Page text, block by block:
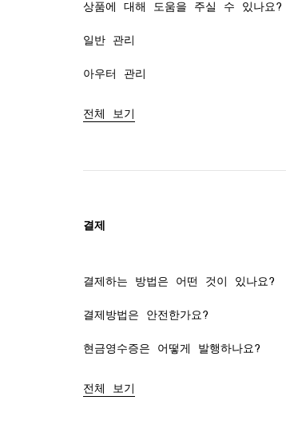
상품에 대해 도움을 주실 수 있나요?
일반 관리
아우터 관리
전체 보기
결제
결제하는 방법은 어떤 것이 있나요?
결제방법은 안전한가요?
현금영수증은 어떻게 발행하나요?
전체 보기